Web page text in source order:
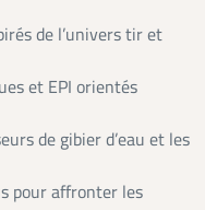
de l’univers tir et
et EPI orientés
de gibier d’eau et les
pour affronter les